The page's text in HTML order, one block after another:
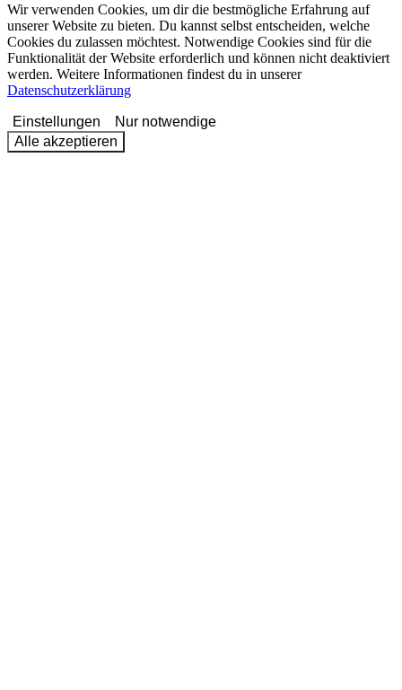
Wir verwenden Cookies, um dir die bestmögliche Erfahrung auf
unserer Website zu bieten. Du kannst selbst entscheiden, welche
Cookies du zulassen möchtest. Notwendige Cookies sind für die
Funktionalität der Website erforderlich und können nicht deaktiviert
werden. Weitere Informationen findest du in unserer
Datenschutzerklärung
Einstellungen
Nur notwendige
Alle akzeptieren